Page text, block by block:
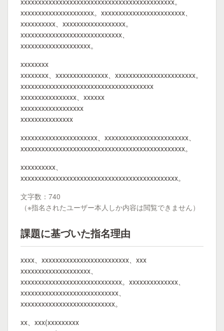
xxxxxxxxxxxxxxxxxxxxx。xxxxxxxxxxxxxxxxxxxxxxxx、
xxxxxxxxxx、xxxxxxxxxxxxxxxxxx。
xxxxxxxxxxxxxxxxxxxxxxxxxxxxx、
xxxxxxxxxxxxxxxxxxxx。
xxxxxxxx
xxxxxxxx、xxxxxxxxxxxxxxx、xxxxxxxxxxxxxxxxxxxxxxx。
xxxxxxxxxxxxxxxxxxxxxxxxxxxxxxxxxxxxxx
xxxxxxxxxxxxxxxx、xxxxxx
xxxxxxxxxxxxxxxxxx
xxxxxxxxxxxxxxx
xxxxxxxxxxxxxxxxxxxxxx、xxxxxxxxxxxxxxxxxxxxxxxx、
xxxxxxxxxxxxxxxxxxxxxxxxxxxxxxxxxxxxxxxxxxxxxxx。
xxxxxxxxxx、
xxxxxxxxxxxxxxxxxxxxxxxxxxxxxxxxxxxxxxxxxxxxx。
文字数：740
（※指名されたユーザー本人しか内容は閲覧できません）
課題に基づいた指名理由
xxxx、xxxxxxxxxxxxxxxxxxxxxxxxx、xxx
xxxxxxxxxxxxxxxxxxxx、
xxxxxxxxxxxxxxxxxxxxxxxxxxxxx。xxxxxxxxxxxxxx、
xxxxxxxxxxxxxxxxxxxxxxxxxxxx、
xxxxxxxxxxxxxxxxxxxxxxxxxxx。
xx、xxx(xxxxxxxxx